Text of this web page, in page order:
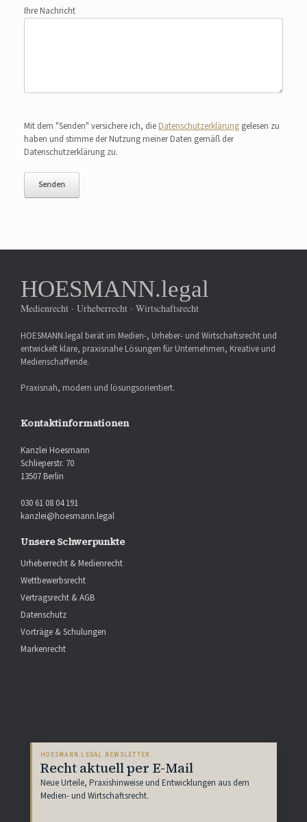
Ihre Nachricht
Mit dem "Senden" versichere ich, die Datenschutzerklärung gelesen zu
haben und stimme der Nutzung meiner Daten gemäß der
Datenschutzerklärung zu.
HOESMANN.legal
Medienrecht · Urheberrecht · Wirtschaftsrecht
HOESMANN.legal berät im Medien-, Urheber- und Wirtschaftsrecht und
entwickelt klare, praxisnahe Lösungen für Unternehmen, Kreative und
Medienschaffende.
Praxisnah, modern und lösungsorientiert.
Kontaktinformationen
Kanzlei Hoesmann
Schlieperstr. 70
13507 Berlin
030 61 08 04 191
kanzlei@hoesmann.legal
Unsere Schwerpunkte
Urheberrecht & Medienrecht
Wettbewerbsrecht
Vertragsrecht & AGB
Datenschutz
Vorträge & Schulungen
Markenrecht
HOESMANN.LEGAL NEWSLETTER
Recht aktuell per E-Mail
Neue Urteile, Praxishinweise und Entwicklungen aus dem
Medien- und Wirtschaftsrecht.